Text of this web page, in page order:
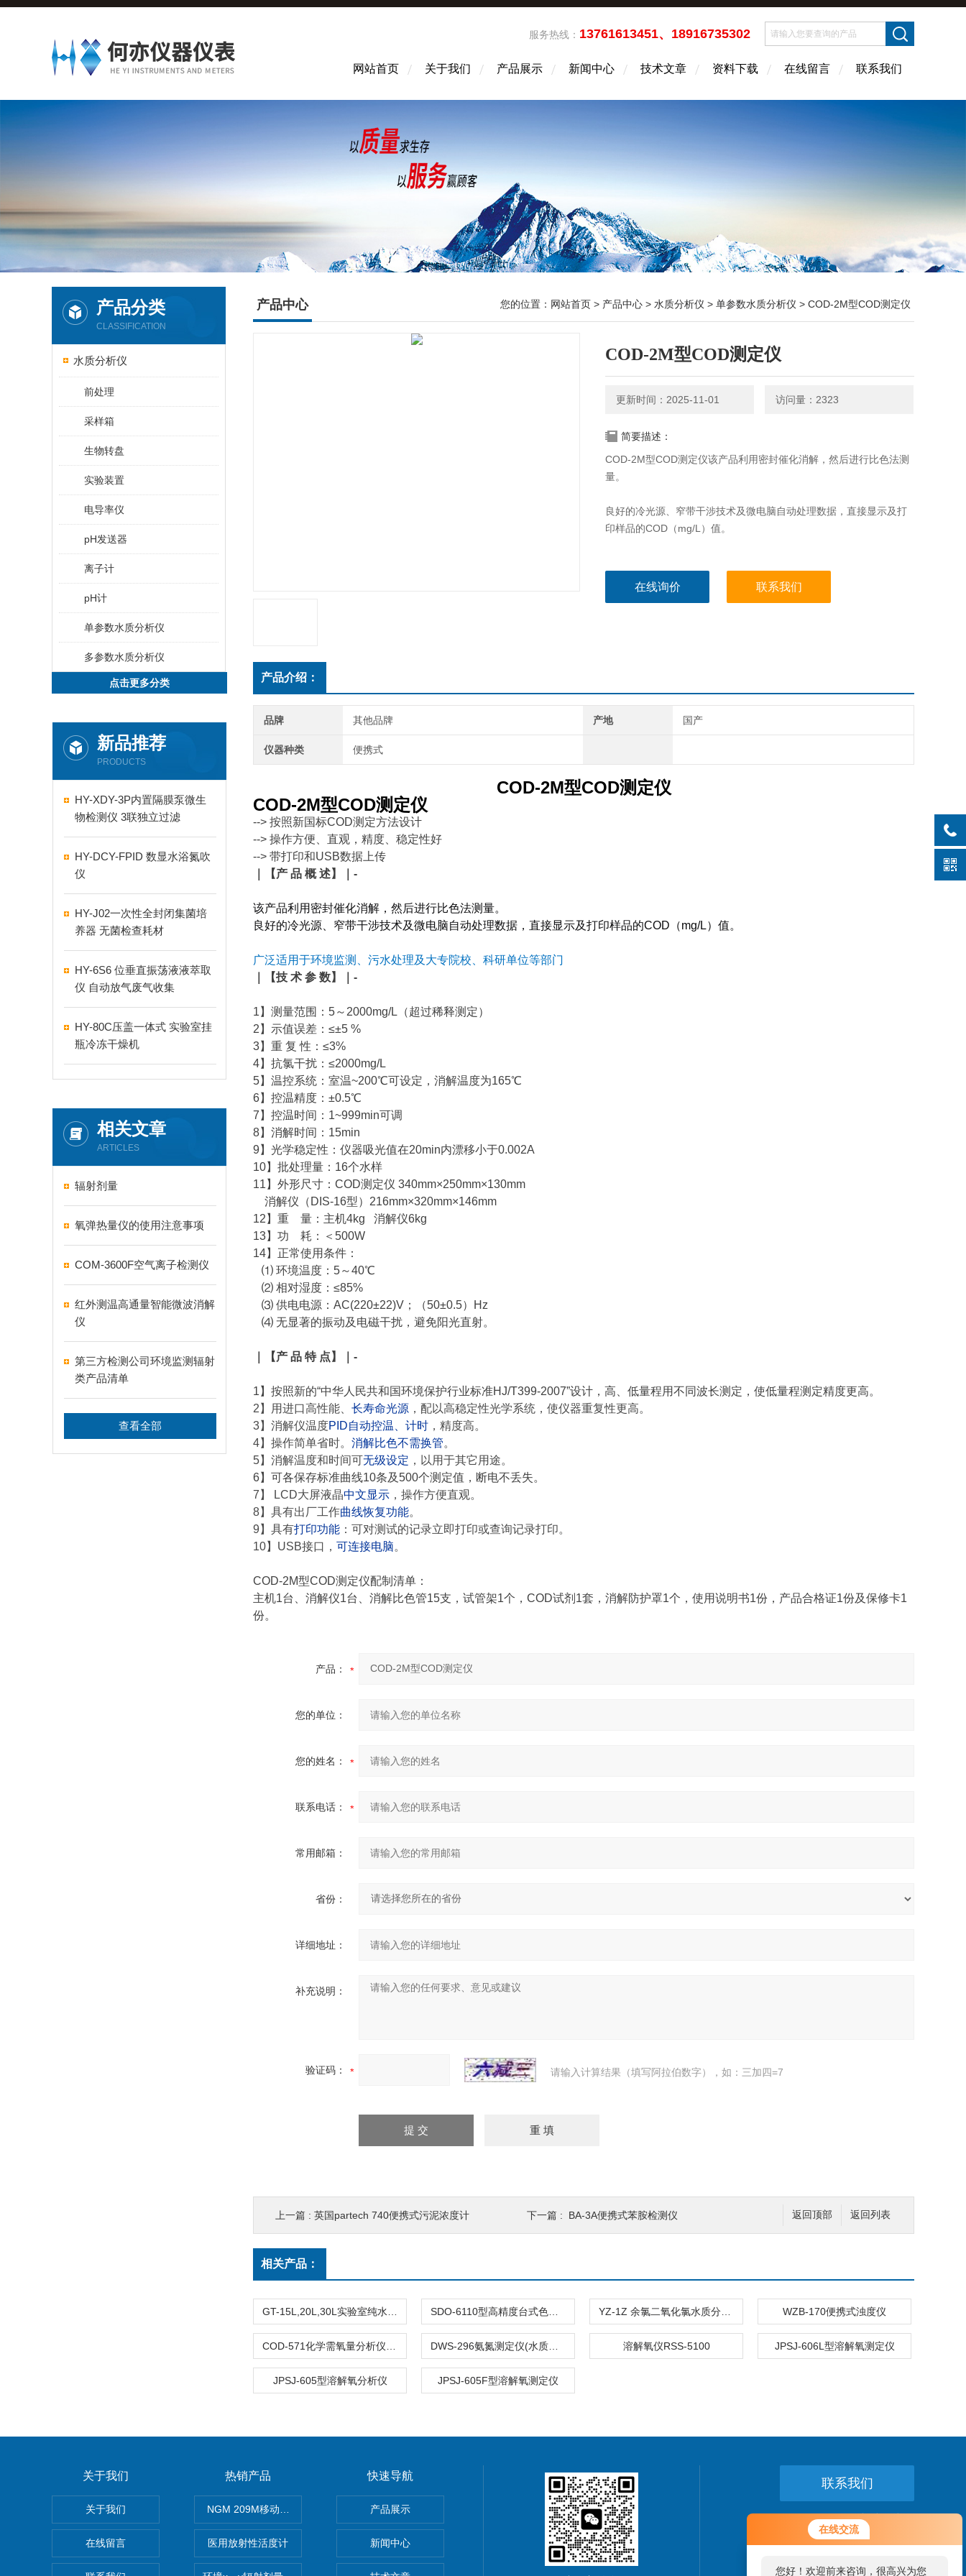
在线交流
您好！欢迎前来咨询，很高兴为您
服务，请问您要咨询什么问题呢？
服务热线： 13761613451、18916735302
网站首页 关于我们 产品展示 新闻中心 技术文章 资料下载 在线留言 联系我们
产品分类
CLASSIFICATION
水质分析仪
前处理
采样箱
生物转盘
实验装置
电导率仪
pH发送器
离子计
pH计
单参数水质分析仪
多参数水质分析仪
点击更多分类
新品推荐
PRODUCTS
HY-XDY-3P内置隔膜泵微生
物检测仪 3联独立过滤
HY-DCY-FPID 数显水浴氮吹
仪
HY-J02一次性全封闭集菌培
养器 无菌检查耗材
HY-6S6 位垂直振荡液液萃取
仪 自动放气废气收集
HY-80C压盖一体式 实验室挂
瓶冷冻干燥机
相关文章
ARTICLES
辐射剂量
氧弹热量仪的使用注意事项
COM-3600F空气离子检测仪
红外测温高通量智能微波消解
仪
第三方检测公司环境监测辐射
类产品清单
查看全部
产品中心 您的位置： 网站首页 > 产品中心 > 水质分析仪 > 单参数水质分析仪 > COD-2M型COD测定仪
COD-2M型COD测定仪
更新时间：2025-11-01 访问量：2323
简要描述：
COD-2M型COD测定仪该产品利用密封催化消解，然后进行比色法测
量。
良好的冷光源、窄带干涉技术及微电脑自动处理数据，直接显示及打
印样品的COD（mg/L）值。
在线询价 联系我们
产品介绍：
品牌 其他品牌 产地 国产
仪器种类 便携式
COD-2M型COD测定仪
COD-2M型COD测定仪
--> 按照新国标COD测定方法设计
--> 操作方便、直观，精度、稳定性好
--> 带打印和USB数据上传
｜【产 品 概 述】｜-
该产品利用密封催化消解，然后进行比色法测量。
良好的冷光源、窄带干涉技术及微电脑自动处理数据，直接显示及打印样品的COD（mg/L）值。
广泛适用于环境监测、污水处理及大专院校、科研单位等部门
｜【技 术 参 数】｜-
1】测量范围：5～2000mg/L（超过稀释测定）
2】示值误差：≤±5 %
3】重 复 性：≤3%
4】抗氯干扰：≤2000mg/L
5】温控系统：室温~200℃可设定，消解温度为165℃
6】控温精度：±0.5℃
7】控温时间：1~999min可调
8】消解时间：15min
9】光学稳定性：仪器吸光值在20min内漂移小于0.002A
10】批处理量：16个水样
11】外形尺寸：COD测定仪 340mm×250mm×130mm
消解仪（DIS-16型）216mm×320mm×146mm
12】重 量：主机4kg 消解仪6kg
13】功 耗：＜500W
14】正常使用条件：
⑴ 环境温度：5～40℃
⑵ 相对湿度：≤85%
⑶ 供电电源：AC(220±22)V；（50±0.5）Hz
⑷ 无显著的振动及电磁干扰，避免阳光直射。
｜【产 品 特 点 】｜-
1】按照新的“中华人民共和国环境保护行业标准HJ/T399-2007”设计，高、低量程用不同波长测定，使低量程测定精度更高。
2】用进口高性能、 长寿命光源 ，配以高稳定性光学系统，使仪器重复性更高。
3】消解仪温度PID自动控温、计时 ，精度高。
4】操作简单省时。 消解比色不需换管。
5】消解温度和时间可无级设定 ，以用于其它用途。
6】可各保存标准曲线10条及500个测定值，断电不丢失。
7】 LCD大屏液晶中文显示 ，操作方便直观。
8】具有出厂工作曲线恢复功能。
9】具有打印功能 ：可对测试的记录立即打印或查询记录打印。
10】USB接口， 可连接电脑。
COD-2M型COD测定仪配制清单：
主机1台、消解仪1台、消解比色管15支，试管架1个，COD试剂1套，消解防护罩1个，使用说明书1份，产品合格证1份及保修卡1
份。
产品：
您的单位：
您的姓名：
联系电话：
常用邮箱：
省份：
详细地址：
补充说明：
验证码： 请输入计算结果（填写阿拉伯数字），如：三加四=7
返回列表
返回顶部
上一篇 : 英国partech 740便携式污泥浓度计 下一篇 : BA-3A便携式苯胺检测仪
相关产品：
WZB-170便携式浊度仪
溶解氧仪RSS-5100 JPSJ-606L型溶解氧测定仪
JPSJ-605型溶解氧分析仪 JPSJ-605F型溶解氧测定仪
关于我们
关于我们
在线留言
热销产品
NGM 209M移动式惰性气体监测仪 辐射测量仪
医用放射性活度计
快速导航
产品展示
新闻中心
联系我们
24小时热线：
021-64056375